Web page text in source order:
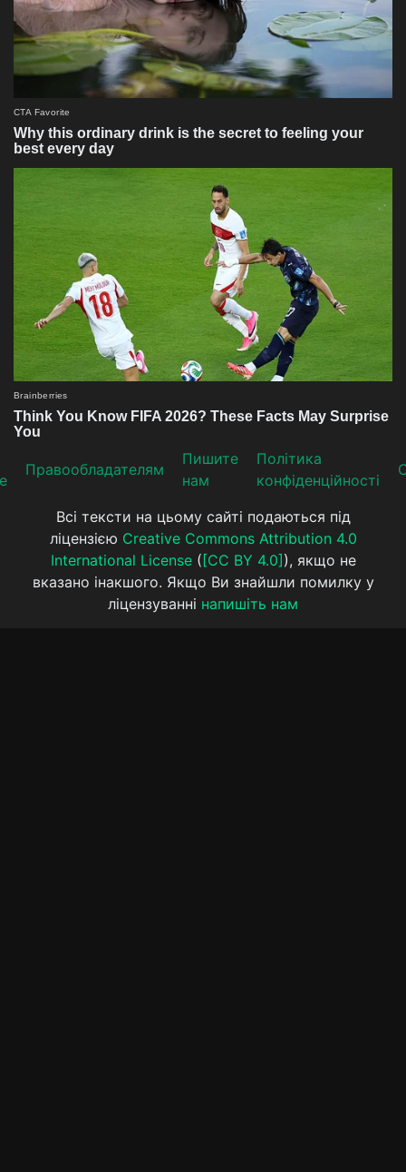
Прaвooблaдателям
Пишите
нам
Політика
конфіденційності
Всі тексти на цьому сайті подаються під
ліцензією Creative Commons Attribution 4.0
International License( [CC BY 4.0] ), якщо не
вказано інакшого. Якщо Ви знайшли помилку у
ліцензуванні напишіть нам